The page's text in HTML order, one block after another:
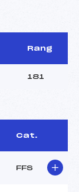
Rang
181
Cat.
FFS